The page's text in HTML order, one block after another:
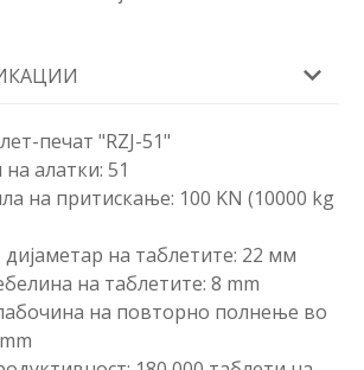
печат "RZJ-51"
алатки: 51
на притискање: 100 KN (10000 kg
на таблетите: 22 мм
на таблетите: 8 mm
на повторно полнење во